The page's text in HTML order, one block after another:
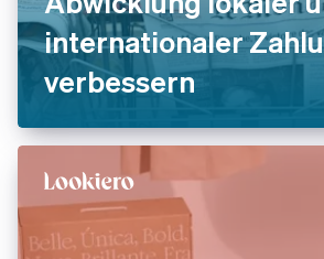
internationaler
verbessern